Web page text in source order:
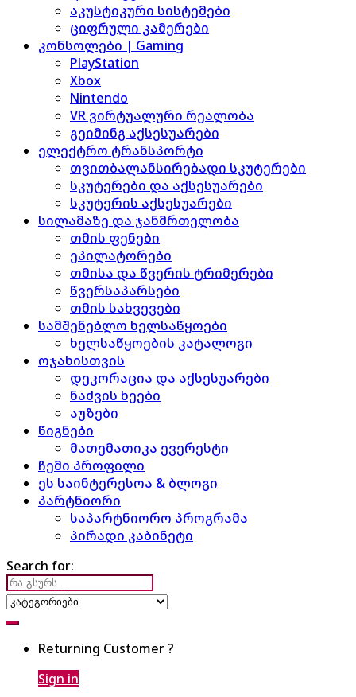
აკუსტიკური სისტემები
ციფრული კამერები
კონსოლები | Gaming
PlayStation
Xbox
Nintendo
VR ვირტუალური რეალობა
გეიმინგ აქსესუარები
ელექტრო ტრანსპორტი
თვითბალანსირებადი სკუტერები
სკუტერები და აქსესუარები
სკუტერის აქსესუარები
სილამაზე და ჯანმრთელობა
თმის ფენები
ეპილატორები
თმისა და წვერის ტრიმერები
წვერსაპარსები
თმის სახვევები
სამშენებლო ხელსაწყოები
ხელსაწყოების კატალოგი
ოჯახისთვის
დეკორაცია და აქსესუარები
ნაძვის ხეები
აუზები
წიგნები
მათემათიკა ევერესტი
ჩემი პროფილი
ეს საინტერესოა & ბლოგი
პარტნიორი
საპარტნიორო პროგრამა
პირადი კაბინეტი
Search for:
Returning Customer ?
Sign in